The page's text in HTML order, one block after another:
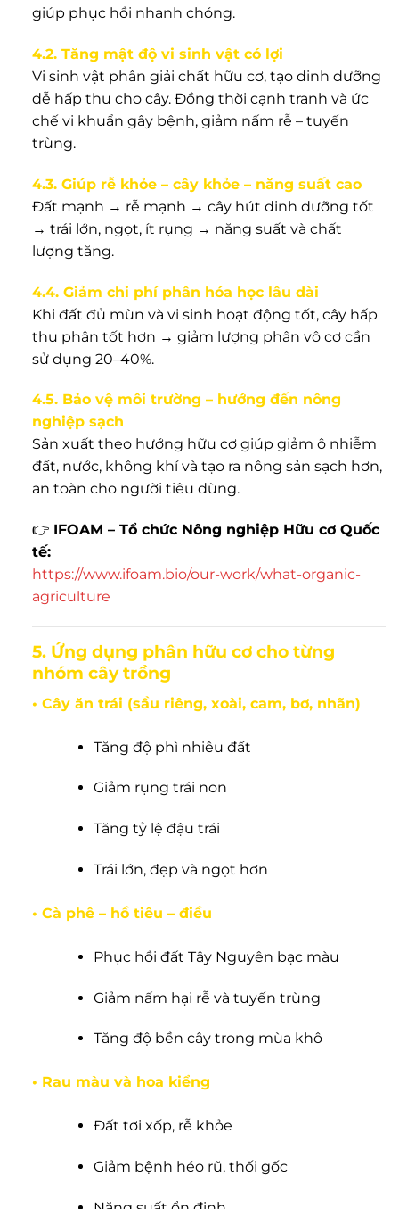
giúp phục hồi nhanh chóng.
4.2. Tăng mật độ vi sinh vật có lợi
Vi sinh vật phân giải chất hữu cơ, tạo dinh dưỡng
dễ hấp thu cho cây. Đồng thời cạnh tranh và ức
chế vi khuẩn gây bệnh, giảm nấm rễ – tuyến
trùng.
4.3. Giúp rễ khỏe – cây khỏe – năng suất cao
Đất mạnh → rễ mạnh → cây hút dinh dưỡng tốt
→ trái lớn, ngọt, ít rụng → năng suất và chất
lượng tăng.
4.4. Giảm chi phí phân hóa học lâu dài
Khi đất đủ mùn và vi sinh hoạt động tốt, cây hấp
thu phân tốt hơn → giảm lượng phân vô cơ cần
sử dụng 20–40%.
4.5. Bảo vệ môi trường – hướng đến nông
nghiệp sạch
Sản xuất theo hướng hữu cơ giúp giảm ô nhiễm
đất, nước, không khí và tạo ra nông sản sạch hơn,
an toàn cho người tiêu dùng.
👉 IFOAM – Tổ chức Nông nghiệp Hữu cơ Quốc
tế:
https://www.ifoam.bio/our-work/what-organic-
agriculture
5. Ứng dụng phân hữu cơ cho từng
nhóm cây trồng
• Cây ăn trái (sầu riêng, xoài, cam, bơ, nhãn)
Tăng độ phì nhiêu đất
Giảm rụng trái non
Tăng tỷ lệ đậu trái
Trái lớn, đẹp và ngọt hơn
• Cà phê – hồ tiêu – điều
Phục hồi đất Tây Nguyên bạc màu
Giảm nấm hại rễ và tuyến trùng
Tăng độ bền cây trong mùa khô
• Rau màu và hoa kiểng
Đất tơi xốp, rễ khỏe
Giảm bệnh héo rũ, thối gốc